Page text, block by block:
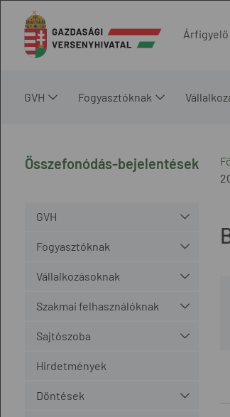
Árfigyelő
GVH Fogyasztóknak
Összefonódás-bejelentések
GVH
Fogyasztóknak
Vállalkozásoknak
Szakmai felhasználóknak
Sajtószoba
Hirdetmények
Döntések